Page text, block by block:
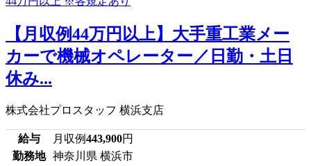
【月収例44万円以上】大手重工業メー
カーで機械オペレーター／日勤・土日
休み...
株式会社プロスタッフ 横浜支店
給与 月収例443,900円
勤務地
神奈川県 横浜市